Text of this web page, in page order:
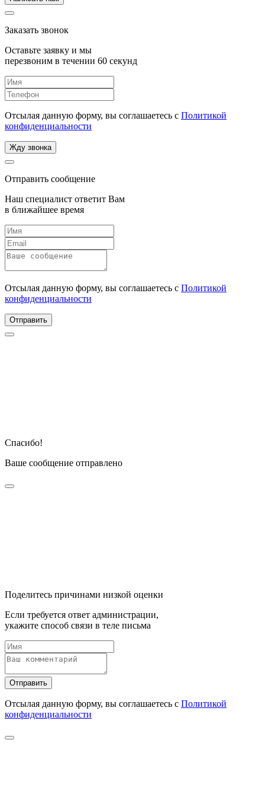
Заказать звонок
Оставьте заявку и мы
перезвоним в течении 60 секунд
Отсылая данную форму, вы соглашаетесь с Политикой
конфиденциальности
Жду звонка
Отправить сообщение
Наш специалист ответит Вам
в ближайшее время
Отсылая данную форму, вы соглашаетесь с Политикой
конфиденциальности
Отправить
Спасибо!
Ваше сообщение отправлено
Поделитесь причинами низкой оценки
Если требуется ответ администрации,
укажите способ связи в теле письма
Отправить
Отсылая данную форму, вы соглашаетесь с Политикой
конфиденциальности